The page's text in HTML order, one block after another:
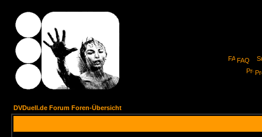
FAQ
DVDuell.de Forum Foren-Übersicht